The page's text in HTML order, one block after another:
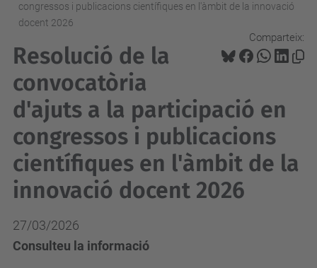
congressos i publicacions científiques en l'àmbit de la innovació
docent 2026
Comparteix:
Resolució de la
convocatòria
d'ajuts a la participació en
congressos i publicacions
científiques en l'àmbit de la
innovació docent 2026
27/03/2026
Consulteu la informació